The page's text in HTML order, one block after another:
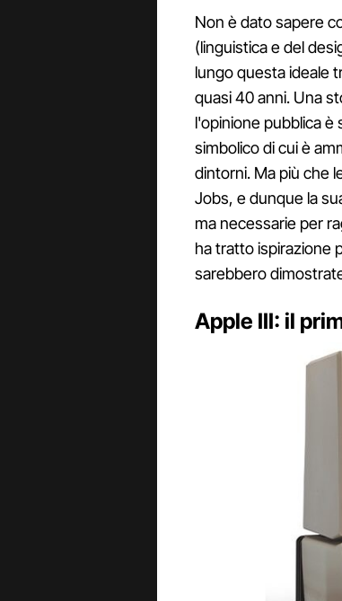
Non è dato sapere
(linguistica e del
lungo questa ideale
quasi 40 anni. Una
l'opinione pubblica
simbolico di cui è
dintorni. Ma più che
Jobs, e dunque la
ma necessarie per
ha tratto ispirazione
sarebbero
Apple III: il